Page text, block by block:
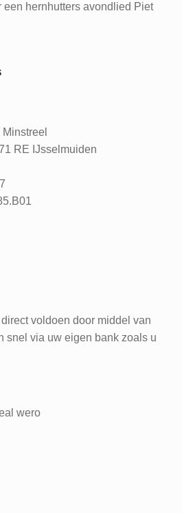
hernhutters avondlied Piet
RE IJsselmuiden
voldoen door middel van
snel via uw eigen bank zoals u